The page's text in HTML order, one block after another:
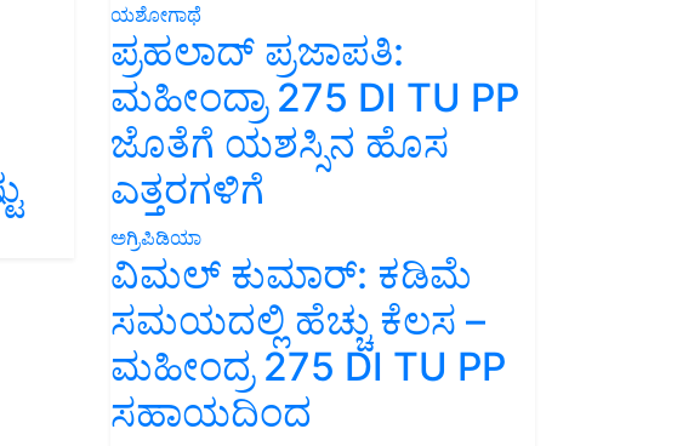
ಯಶೋಗಾಥೆ
ಪ್ರಹಲಾದ್ ಪ್ರಜಾಪತಿ:
ಮಹೀಂದ್ರಾ 275 DI TU PP
ಜೊತೆಗೆ ಯಶಸ್ಸಿನ ಹೊಸ
ಎತ್ತರಗಳಿಗೆ
ಅಗ್ರಿಪಿಡಿಯಾ
ವಿಮಲ್ ಕುಮಾರ್: ಕಡಿಮೆ
ಸಮಯದಲ್ಲಿ ಹೆಚ್ಚು ಕೆಲಸ –
ಮಹೀಂದ್ರ 275 DI TU PP
ಸಹಾಯದಿಂದ